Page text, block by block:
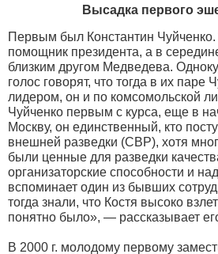
Высадка первого
Первым был Константин Чуйченко.
помощник президента, а в
близким другом Медведева.
голос говорят, что тогда в их паре
лидером, он и по комсомольской
Чуйченко первым с курса, еще в
Москву, он единственный, кто
внешней разведки (СВР), хотя
были ценные для разведки
организаторские способности и
вспоминает один из бывших
тогда знали, что Костя высоко
понятно было», — рассказывает
В 2000 г. молодому первому